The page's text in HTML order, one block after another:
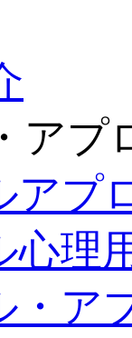
アプ
アプ
心理
・ア